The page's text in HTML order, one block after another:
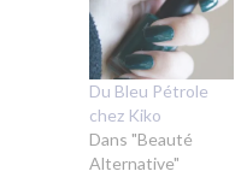
Du Bleu Pétrole
chez Kiko
Dans "Beauté
Alternative"